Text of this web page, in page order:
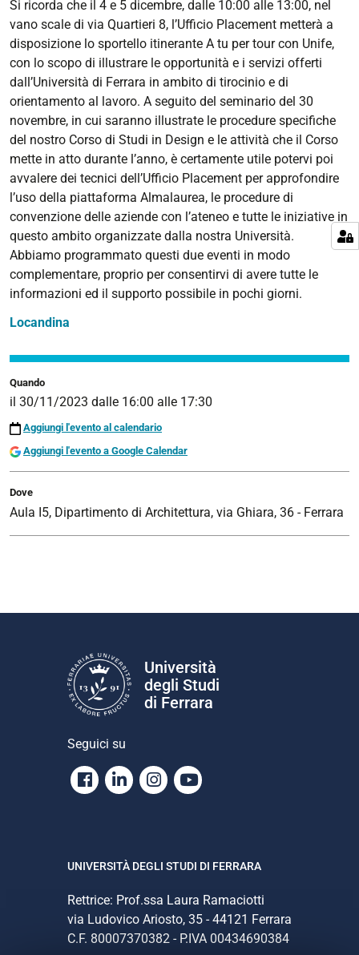
2024_1:
Attivazione
del
tirocinio
e
modalità
di
presentazione
della
tesi
di
laurea
2023-
11-
30T16:00:00+01:00
2023-
30T17:30:00+01:00
Quando
il 30/11/2023 dalle 16:00 alle 17:30
Aggiungi l'evento al calendario
Aggiungi l'evento a Google Calendar
Dove
Aula I5, Dipartimento di Architettura, via Ghiara, 36 - Ferrara
Si ricorda che il 4 e 5 dicembre, dalle 10:00 alle 13:00, nel
vano scale di via Quartieri 8, l’Ufficio Placement metterà a
disposizione lo sportello itinerante A tu per tour con Unife,
con lo scopo di illustrare le opportunità e i servizi offerti
dall’Università di Ferrara in ambito di tirocinio e di
orientamento al lavoro. A seguito del seminario del 30
novembre, in cui saranno illustrate le procedure specifiche
del nostro Corso di Studi in Design e le attività che il Corso
mette in atto durante l’anno, è certamente utile potervi poi
avvalere dei tecnici dell’Ufficio Placement per approfondire
l’uso della piattaforma Almalaurea, le procedure di
convenzione delle aziende con l’ateneo e tutte le iniziative in
questo ambito organizzate dalla nostra Università.
Abbiamo programmato questi due eventi in modo
complementare, proprio per consentirvi di avere tutte le
informazioni ed il supporto possibile in pochi giorni.
Locandina
Università
degli Studi
di Ferrara
Seguici su
Facebook
LinkedinInstagram
Youtube
UNIVERSITÀ DEGLI STUDI DI FERRARA
Rettrice: Prof.ssa Laura Ramaciotti
via Ludovico Ariosto, 35 - 44121 Ferrara
C.F. 80007370382 - P.IVA 00434690384